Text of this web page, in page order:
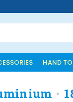
HAND